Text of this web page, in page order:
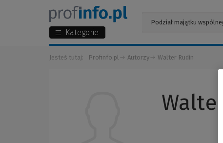
Kategorie
Jesteś tutaj: Profinfo.pl Autorzy Walter Rudin